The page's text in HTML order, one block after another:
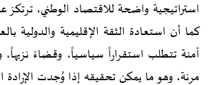
استراتيجية واضحة للاقتصاد الوطني، ترتكز
كما أن استعادة الثقة الإقليمية والدولية
آمنة تتطلب استقراراً سياسياً، وقضاءً
مرنة، وهو ما يمكن تحقيقه إذا وُجدت الإرادة